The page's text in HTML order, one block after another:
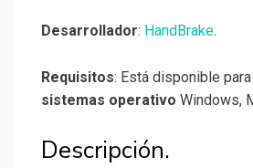
Desarrollador: HandBrake.
Requisitos: Está disponible
sistemas operativo Windows,
Descripción.